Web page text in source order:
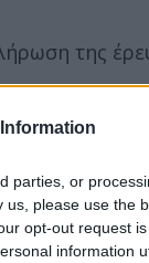
parties, or
please use the
opt-out request
information
της
εκβιαστών.